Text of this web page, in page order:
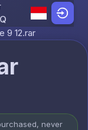
9 12.rar
never